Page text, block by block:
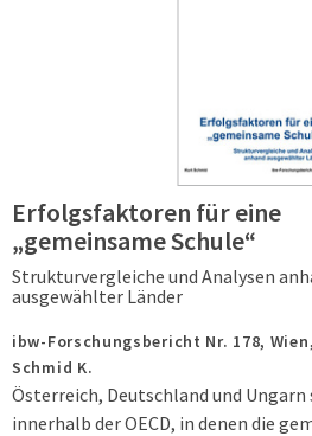
Erfolgsfaktoren für eine
„gemeinsame Schule“
Strukturvergleiche und Analysen
ausgewählter Länder
ibw-Forschungsbericht Nr. 178, Wien,
Schmid K.
Österreich, Deutschland und Ungarn
innerhalb der OECD, in denen die